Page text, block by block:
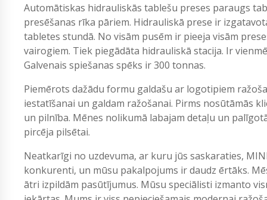
Automātiskas hidrauliskās tablešu preses paraugs
presēšanas rīka pāriem. Hidrauliskā prese ir
tabletes stundā. No visām pusēm ir pieeja visām
vairogiem. Tiek piegādāta hidrauliskā stacija. Ir
Galvenais spiešanas spēks ir 300 tonnas.
Piemērots dažādu formu galdašu ar logotipiem
iestatīšanai un galdam ražošanai. Pirms nosūtāmās
un pilnība. Mēnes nolikumā labajam detaļu un
pircēja pilsētai.
Neatkarīgi no uzdevuma, ar kuru jūs saskaraties,
konkurenti, un mūsu pakalpojums ir daudz ērtāks.
ātri izpildām pasūtījumus. Mūsu speciālisti izmanto